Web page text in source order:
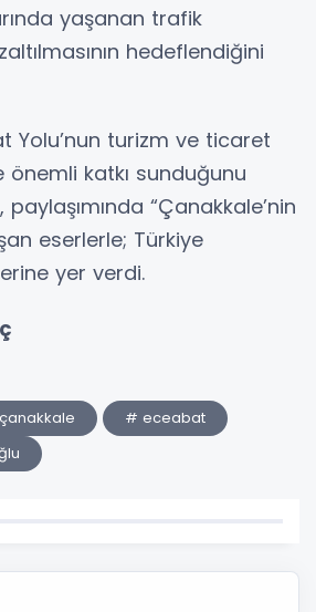
yaşanan trafik
hedeflendiğini
Yolu’nun turizm ve ticaret
katkı sunduğunu
“Çanakkale’nin
eserlerle; Türkiye
yer verdi.
# eceabat